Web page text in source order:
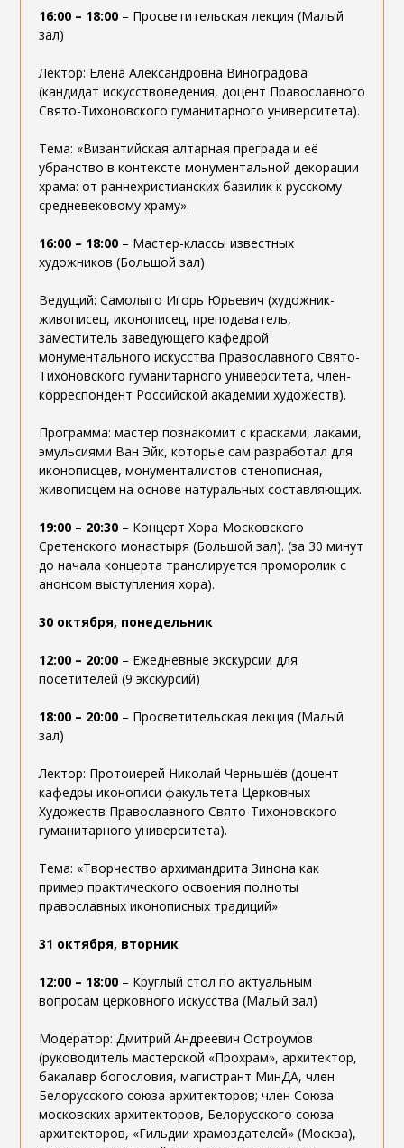
16:00 – 18:00– Просветительская лекция (Малый
зал)
Лектор: Елена Александровна Виноградова
(кандидат искусствоведения, доцент Православного
Свято-Тихоновского гуманитарного университета).
Тема: «Византийская алтарная преграда и её
убранство в контексте монументальной декорации
храма: от раннехристианских базилик к русскому
средневековому храму».
16:00 – 18:00– Мастер-классы известных
художников (Большой зал)
Ведущий: Самолыго Игорь Юрьевич (художник-
живописец, иконописец, преподаватель,
заместитель заведующего кафедрой
монументального искусства Православного Свято-
Тихоновского гуманитарного университета, член-
корреспондент Российской академии художеств).
Программа: мастер познакомит с красками, лаками,
эмульсиями Ван Эйк, которые сам разработал для
иконописцев, монументалистов стенописная,
живописцем на основе натуральных составляющих.
19:00 – 20:30– Концерт Хора Московского
Сретенского монастыря (Большой зал). (за 30 минут
до начала концерта транслируется проморолик с
анонсом выступления хора).
30 октября, понедельник
12:00 – 20:00– Ежедневные экскурсии для
посетителей (9 экскурсий)
18:00 – 20:00– Просветительская лекция (Малый
зал)
Лектор: Протоиерей Николай Чернышёв (доцент
кафедры иконописи факультета Церковных
Художеств Православного Свято-Тихоновского
гуманитарного университета).
Тема: «Творчество архимандрита Зинона как
пример практического освоения полноты
православных иконописных традиций»
31 октября, вторник
12:00 – 18:00– Круглый стол по актуальным
вопросам церковного искусства (Малый зал)
Модератор: Дмитрий Андреевич Остроумов
(руководитель мастерской «Прохрам», архитектор,
бакалавр богословия, магистрант МинДА, член
Белорусского союза архитекторов; член Союза
московских архитекторов, Белорусского союза
архитекторов, «Гильдии храмоздателей» (Москва),